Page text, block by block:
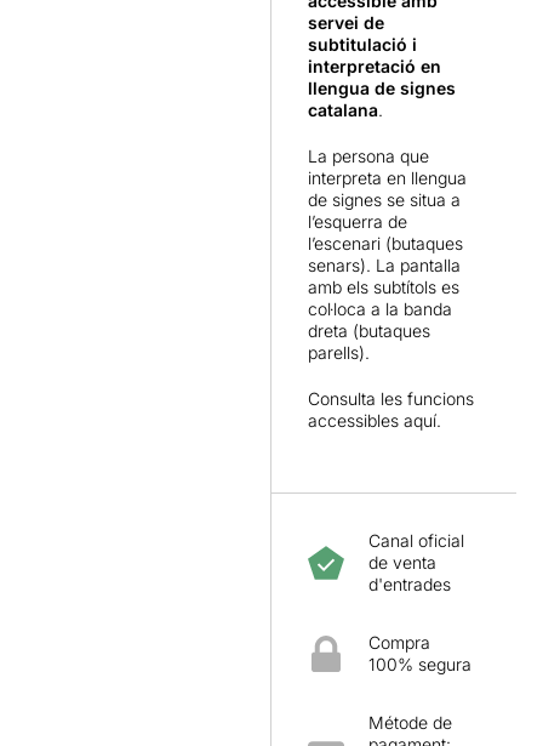
servei de
subtitulació i
interpretació en
llengua de signes
catalana.
La persona que
interpreta en llengua
de signes se situa a
l’esquerra de
l’escenari (butaques
senars). La pantalla
amb els subtítols es
col·loca a la banda
dreta (butaques
parells).
Consulta les funcions
accessibles aquí.
Canal oficial
de venta
d'entrades
Compra
100% segura
Métode de